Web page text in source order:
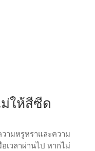
ให้สีซีด
ามหรูหราและความ
เวลาผ่านไป หากไม่